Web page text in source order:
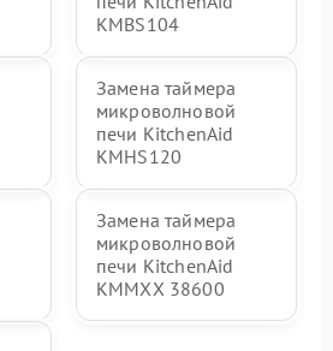
KMBS104
Замена таймера
микроволновой
печи KitchenAid
KMHS120
Замена таймера
микроволновой
печи KitchenAid
KMMXX 38600